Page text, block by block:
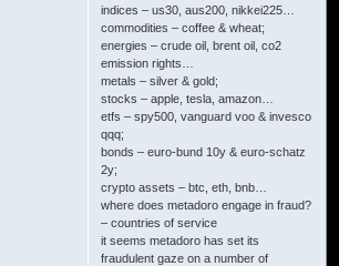
indices – us30, aus200, nikkei225…
commodities – coffee & wheat;
energies – crude oil, brent oil, co2
emission rights…
metals – silver & gold;
stocks – apple, tesla, amazon…
etfs – spy500, vanguard voo & invesco
qqq;
bonds – euro-bund 10y & euro-schatz
2y;
crypto assets – btc, eth, bnb…
where does metadoro engage in fraud?
– countries of service
it seems metadoro has set its
fraudulent gaze on a number of